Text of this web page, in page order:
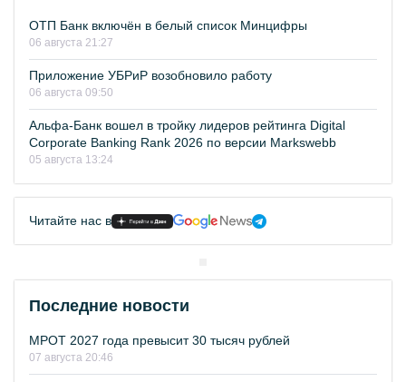
ОТП Банк включён в белый список Минцифры
06 августа 21:27
Приложение УБРиР возобновило работу
06 августа 09:50
Альфа-Банк вошел в тройку лидеров рейтинга Digital
Corporate Banking Rank 2026 по версии Markswebb
05 августа 13:24
Читайте нас в
Последние новости
МРОТ 2027 года превысит 30 тысяч рублей
07 августа 20:46